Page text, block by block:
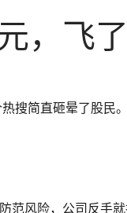
，飞了
搜简直砸晕了股民。
范风险，公司反手